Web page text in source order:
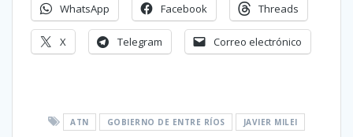
WhatsApp Facebook Threads
X Telegram Correo electrónico
ATN GOBIERNO DE ENTRE RÍOS JAVIER MILEI